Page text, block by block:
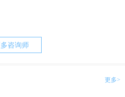
咨询师
更多>